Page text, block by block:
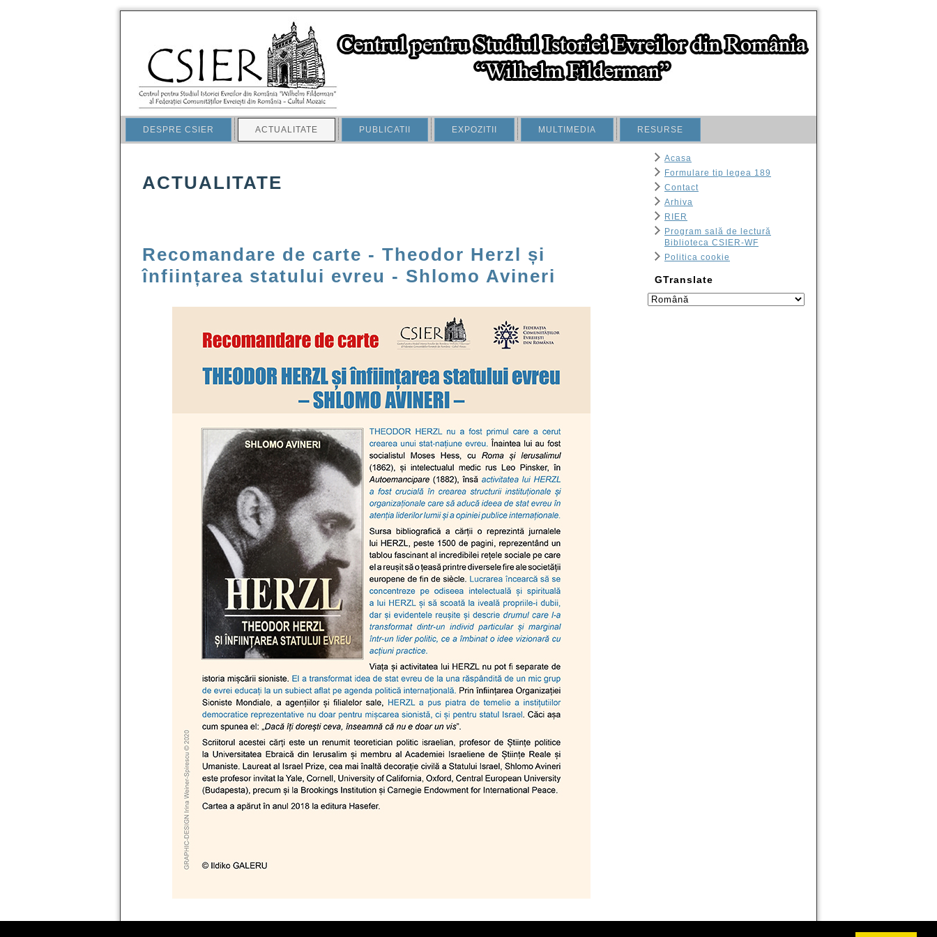
DESPRE CSIER ACTUALITATE PUBLICATII EXPOZITII MULTIMEDIA RESURSE
ACTUALITATE
Recomandare de carte - Theodor Herzl și
înființarea statului evreu - Shlomo Avineri
Acasa
Formulare tip legea 189
Contact
Arhiva
RIER
Program sală de lectură
Biblioteca CSIER-WF
Politica cookie
GTranslate